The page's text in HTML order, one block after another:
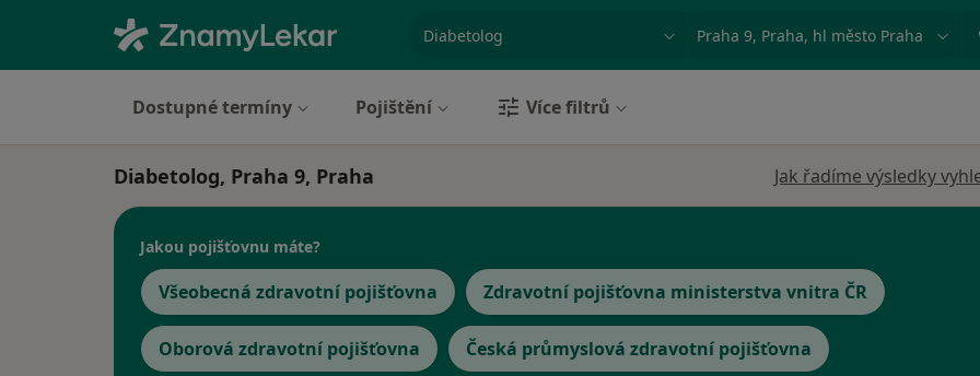
Město nebo region
Dostupné termíny Pojištění Více filtrů
Diabetolog, Praha 9, Praha Jak řadíme výsledky
Jakou pojišťovnu máte?
Všeobecná zdravotní pojišťovna Zdravotní pojišťovna ministerstva vnitra ČR
Oborová zdravotní pojišťovna Česká průmyslová zdravotní pojišťovna